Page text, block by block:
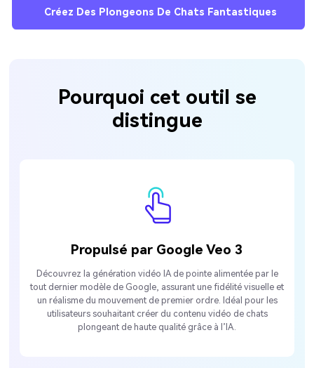
Créez Des Plongeons De Chats Fantastiques
Pourquoi cet outil se
distingue
Propulsé par Google Veo 3
Découvrez la génération vidéo IA de pointe alimentée par le
tout dernier modèle de Google, assurant une fidélité visuelle et
un réalisme du mouvement de premier ordre. Idéal pour les
utilisateurs souhaitant créer du contenu vidéo de chats
plongeant de haute qualité grâce à l’IA.